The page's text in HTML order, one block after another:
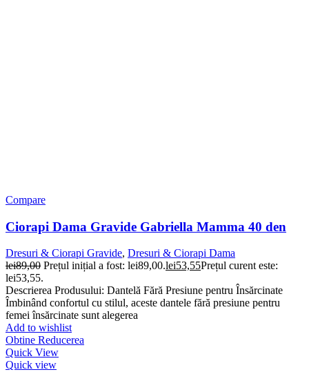
Compare
Ciorapi Dama Gravide Gabriella Mamma 40 den
Dresuri & Ciorapi Gravide, Dresuri & Ciorapi Dama
lei89,00 Prețul inițial a fost: lei89,00.lei53,55Prețul curent este:
lei53,55.
Descrierea Produsului: Dantelă Fără Presiune pentru Însărcinate
Îmbinând confortul cu stilul, aceste dantele fără presiune pentru
femei însărcinate sunt alegerea
Add to wishlist
Obtine Reducerea
Quick View
Quick view